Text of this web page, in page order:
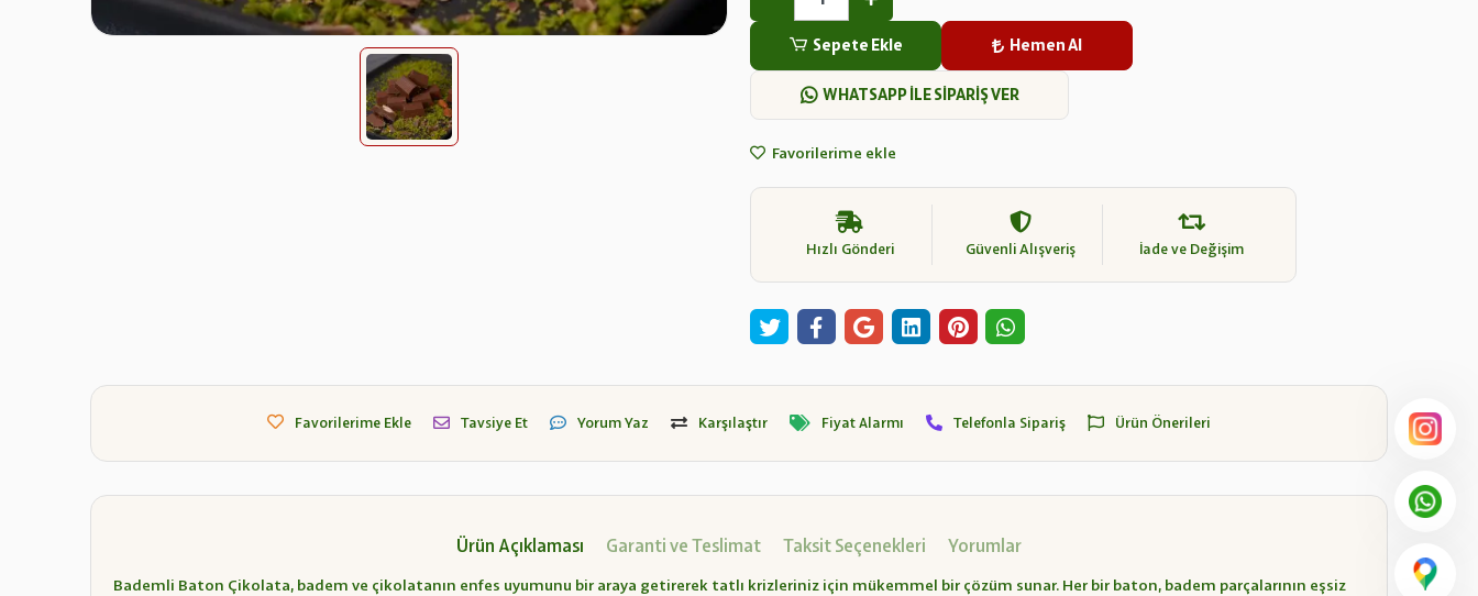
Sepete Ekle Hemen Al
WHATSAPP İLE SİPARİŞ VER
Favorilerime ekle
Hızlı Gönderi Güvenli Alışveriş İade ve Değişim
Favorilerime Ekle Tavsiye Et Yorum Yaz Karşılaştır Fiyat Alarmı Telefonla Sipariş Ürün Önerileri
Ürün Açıklaması Garanti ve Teslimat Taksit Seçenekleri Yorumlar
Bademli Baton Çikolata, badem ve çikolatanın enfes uyumunu bir araya getirerek tatlı krizleriniz için mükemmel bir çözüm sunar. Her bir baton, badem parçalarının eşsiz